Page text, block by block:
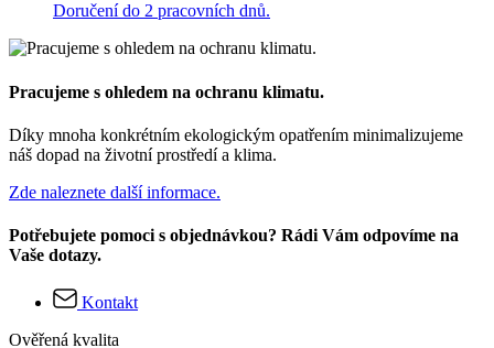
Doručení do 2 pracovních dnů.
Pracujeme s ohledem na ochranu klimatu.
Díky mnoha konkrétním ekologickým opatřením minimalizujeme
náš dopad na životní prostředí a klima.
Zde naleznete další informace.
Potřebujete pomoci s objednávkou? Rádi Vám odpovíme na
Vaše dotazy.
Kontakt
Ověřená kvalita